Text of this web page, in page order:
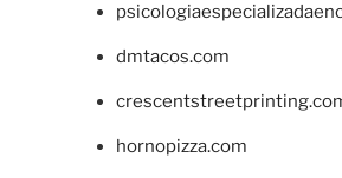
dmtacos.com
hornopizza.com